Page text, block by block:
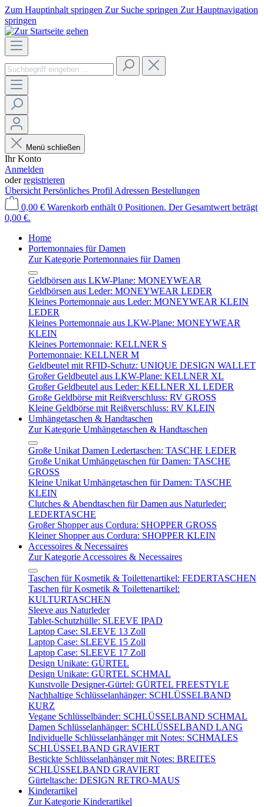
Zum Hauptinhalt springen Zur Suche springen Zur Hauptnavigation
springen
Menü schließen
Ihr Konto
Anmelden
oderregistrieren
Übersicht Persönliches Profil Adressen Bestellungen
0,00 € Warenkorb enthält 0 Positionen. Der Gesamtwert beträgt
0,00 €.
Home
Portemonnaies für Damen
Zur Kategorie Portemonnaies für Damen
Geldbörsen aus LKW-Plane: MONEYWEAR
Geldbörsen aus Leder: MONEYWEAR LEDER
Kleines Portemonnaie aus Leder: MONEYWEAR KLEIN
LEDER
Kleines Portemonnaie aus LKW-Plane: MONEYWEAR
KLEIN
Kleines Portemonnaie: KELLNER S
Portemonnaie: KELLNER M
Geldbeutel mit RFID-Schutz: UNIQUE DESIGN WALLET
Großer Geldbeutel aus LKW-Plane: KELLNER XL
Großer Geldbeutel aus Leder: KELLNER XL LEDER
Große Geldbörse mit Reißverschluss: RV GROSS
Kleine Geldbörse mit Reißverschluss: RV KLEIN
Umhängetaschen & Handtaschen
Zur Kategorie Umhängetaschen & Handtaschen
Große Unikat Damen Ledertaschen: TASCHE LEDER
Große Unikat Umhängetaschen für Damen: TASCHE
GROSS
Kleine Unikat Umhängetaschen für Damen: TASCHE
KLEIN
Clutches & Abendtaschen für Damen aus Naturleder:
LEDERTASCHE
Großer Shopper aus Cordura: SHOPPER GROSS
Kleiner Shopper aus Cordura: SHOPPER KLEIN
Accessoires & Necessaires
Zur Kategorie Accessoires & Necessaires
Taschen für Kosmetik & Toilettenartikel: FEDERTASCHEN
Taschen für Kosmetik & Toilettenartikel:
KULTURTASCHEN
Sleeve aus Naturleder
Tablet-Schutzhülle: SLEEVE IPAD
Laptop Case: SLEEVE 13 Zoll
Laptop Case: SLEEVE 15 Zoll
Laptop Case: SLEEVE 17 Zoll
Design Unikate: GÜRTEL
Design Unikate: GÜRTEL SCHMAL
Kunstvolle Designer-Gürtel: GÜRTEL FREESTYLE
Nachhaltige Schlüsselanhänger: SCHLÜSSELBAND
KURZ
Vegane Schlüsselbänder: SCHLÜSSELBAND SCHMAL
Damen Schlüsselanhänger: SCHLÜSSELBAND LANG
Individuelle Schlüsselanhänger mit Notes: SCHMALES
SCHLÜSSELBAND GRAVIERT
Bestickte Schlüsselanhänger mit Notes: BREITES
SCHLÜSSELBAND GRAVIERT
Gürteltasche: DESIGN RETRO-MAUS
Kinderartikel
Zur Kategorie Kinderartikel